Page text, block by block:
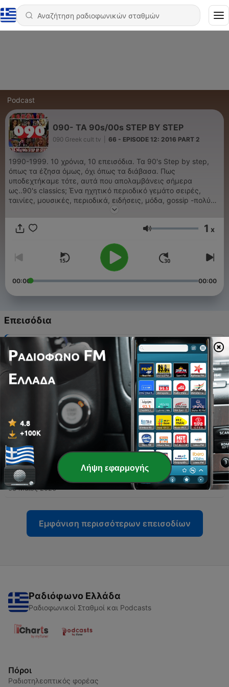
Podcast
090- TA 90s/00s STEP BY STEP
090 Greek cult tv‬ 66 - EPISODE 12: 2016 PART 2
1990-1999. 10 χρόνια, 10 επεισόδια. Τα 90's Step by step,
όπως τα έζησα όμως, όχι όπως τα διάβασα. Πως
υποδεχτήκαμε τότε, αυτά που απολαμβάνεις σήμερα
ως..90's classics; Ένα ηχητικό περιοδικό γεμάτο σειρές,
ταινίες, μουσικές, περιοδικά, ειδήσεις, μόδα, gossip -πολύ
gossip- δεμένα με θεότρελες 90's ιστορίες της νιότης μου.
εκεί! Πάτα play στο walkman… και φύγαμε!Ένταση 1 x
00:00 00:00
Επεισόδια
EPISODE 12: 2016 PART 2
14 Μάιος 2026
65 - EPISODE 13: 2017
EPISODE 7: 2013 (B)
09 Μάιος 2026
08 Μάιος 2026
62 - EPISODE 14: 2018
08 Μάιος 2026
Εμφάνιση περισσότερων επεισοδίων
Ραδιόφωνο Ελλάδα
Ραδιοφωνικοί Σταθμοί και Podcasts
Πόροι
Ραδιοτηλεοπτικός φορέας
Λήψη εφαρμογής